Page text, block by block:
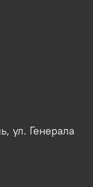
ул. Генерала